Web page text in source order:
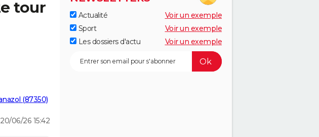
tour
(87350)
20/06/26 15:42
Actualité
Voir un exemple
Sport
Voir un exemple
Les dossiers d'actu
Voir un exemple